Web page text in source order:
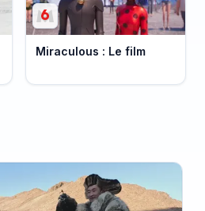
Miraculous : Le film